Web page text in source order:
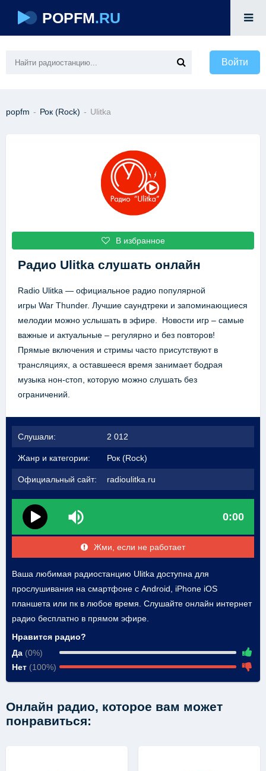
POPFM.RU
Войти
popfm - Рок (Rock) - Ulitka
В избранное
Радио Ulitka слушать онлайн
Radio Ulitka — официальное радио популярной
игры War Thunder. Лучшие саундтреки и запоминающиеся
мелодии можно услышать в эфире. Новости игр – самые
важные и актуальные – регулярно и без повторов!
Прямые включения и стримы часто присутствуют в
трансляциях, а оставшееся время занимает бодрая
музыка нон-стоп, которую можно слушать без
ограничений.
Слушали: 2 012
Жанр и категории: Рок (Rock)
Официальный сайт: radioulitka.ru
0:00
Жми, если не работает
Ваша любимая радиостанцию Ulitka доступна для
прослушивания на смартфоне с Android, iPhone iOS
планшета или пк в любое время. Слушайте онлайн интернет
радио бесплатно в прямом эфире.
Нравится радио?
Да (0%)
Нет (100%)
Онлайн радио, которое вам может
понравиться: